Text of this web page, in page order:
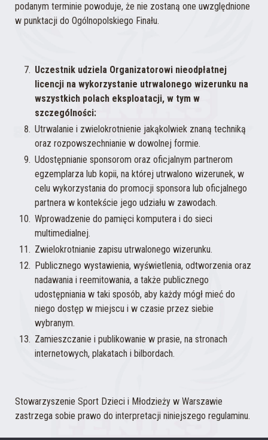
podanym terminie powoduje, że nie zostaną one uwzględnione
w punktacji do Ogólnopolskiego Finału.
Uczestnik udziela Organizatorowi nieodpłatnej
licencji na wykorzystanie utrwalonego wizerunku na
wszystkich polach eksploatacji, w tym w
szczególności:
Utrwalanie i zwielokrotnienie jakąkolwiek znaną techniką
oraz rozpowszechnianie w dowolnej formie.
Udostępnianie sponsorom oraz oficjalnym partnerom
egzemplarza lub kopii, na której utrwalono wizerunek, w
celu wykorzystania do promocji sponsora lub oficjalnego
partnera w kontekście jego udziału w zawodach.
Wprowadzenie do pamięci komputera i do sieci
multimedialnej.
Zwielokrotnianie zapisu utrwalonego wizerunku.
Publicznego wystawienia, wyświetlenia, odtworzenia oraz
nadawania i reemitowania, a także publicznego
udostępniania w taki sposób, aby każdy mógł mieć do
niego dostęp w miejscu i w czasie przez siebie
wybranym.
Zamieszczanie i publikowanie w prasie, na stronach
internetowych, plakatach i bilbordach.
Stowarzyszenie Sport Dzieci i Młodzieży w Warszawie
zastrzega sobie prawo do interpretacji niniejszego regulaminu.